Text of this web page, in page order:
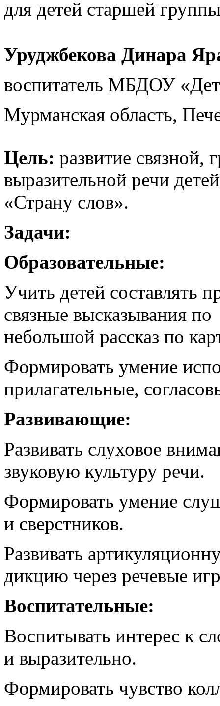
для детей старшей группы
Уруджбекова Динара
воспитатель МБДОУ
Мурманская область,
Цель: развитие связной,
выразительной речи
«Страну слов».
Задачи:
Образовательные:
Учить детей составлять
связные высказывания
небольшой рассказ по
Формировать умение
прилагательные,
Развивающие:
Развивать слуховое
звуковую культуру речи.
Формировать умение
и сверстников.
Развивать
дикцию через речевые
Воспитательные:
Воспитывать интерес к
и выразительно.
Формировать чувство